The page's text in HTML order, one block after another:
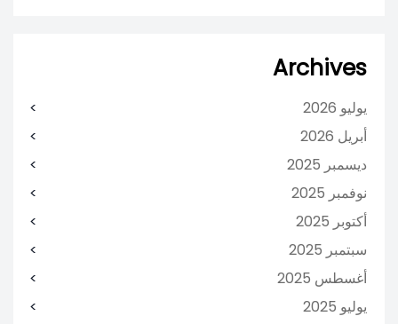
Archives
يوليو 2026
أبريل 2026
ديسمبر 2025
نوفمبر 2025
أكتوبر 2025
سبتمبر 2025
أغسطس 2025
يوليو 2025